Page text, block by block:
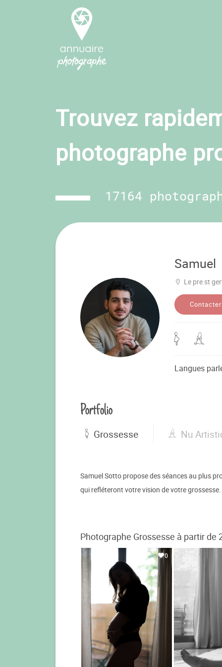
Trouvez
photographe
17164
Samuel
Le pre st
Contacter
Langues
Portfolio
Grossesse Nu
Samuel Sotto propose des séances au plus
qui refléteront votre vision de votre
Photographe Grossesse à partir de
0